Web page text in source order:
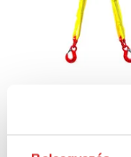
Hosszúság (m): 2,5 m